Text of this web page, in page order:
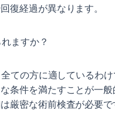
復経過が異なります。
ますか？
ての方に適しているわ
条件を満たすことが一
厳密な術前検査が必要で